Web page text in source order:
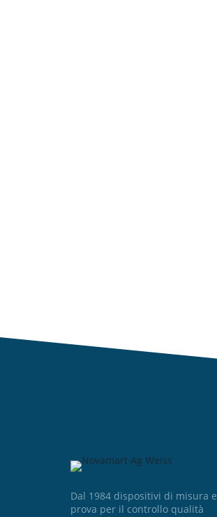
Dal 1984 dispositivi di misura e
prova per il controllo qualità